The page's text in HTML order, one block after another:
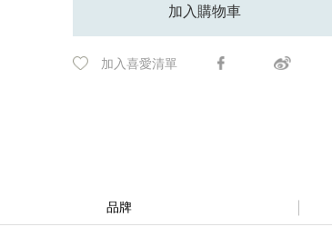
加入購物車
加入喜愛清單
品牌